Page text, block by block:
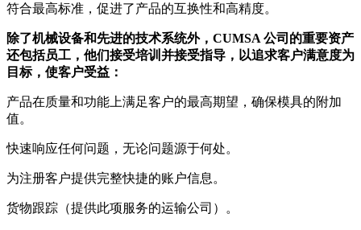
符合最高标准，促进了产品的互换性和高精度。
除了机械设备和先进的技术系统外，CUMSA 公司的重要资产
还包括员工，他们接受培训并接受指导，以追求客户满意度为
目标，使客户受益：
产品在质量和功能上满足客户的最高期望，确保模具的附加
值。
快速响应任何问题，无论问题源于何处。
为注册客户提供完整快捷的账户信息。
货物跟踪（提供此项服务的运输公司）。